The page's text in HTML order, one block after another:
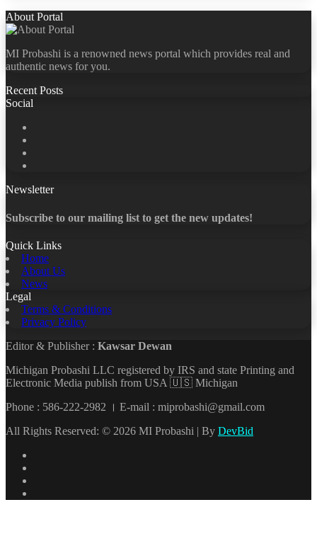
About Portal
MI Probashi is a renowned news portal which provides real and
authentic news for you.
Recent Posts
Social
Newsletter
Subscribe to our mailing list to get the new updates!
Quick Links
Home
About Us
News
Legal
Terms & Conditions
Privacy Policy
Editor & Publisher : Kawsar Dewan
Michigan Probashi LLC registered by IRS and state Printing and
Electronic Media publish from USA 🇺🇸 Michigan
Phone : 586-222-2982 । E-mail : miprobashi@gmail.com
All Rights Reserved: © 2026 MI Probashi | By DevBid